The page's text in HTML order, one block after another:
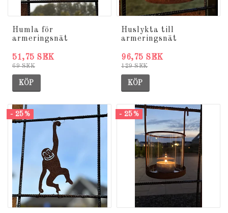
Humla för
armeringsnät
69 SEK
51,75 SEK
KÖP
Huslykta till
armeringsnät
129 SEK
96,75 SEK
KÖP
- 25% - 25%